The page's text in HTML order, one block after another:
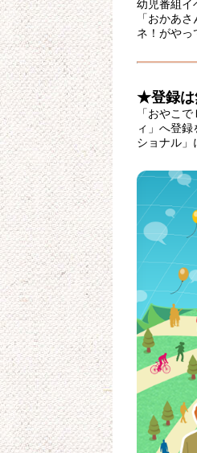
幼児番組イ
「おかあ
ネ！がやっ
★登録は
「おやこ
ィ」へ登
ショナル」